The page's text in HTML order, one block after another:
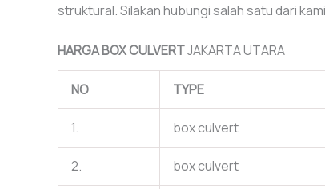
struktural. Silakan hubungi salah satu dari
HARGA BOX CULVERTJAKARTA UTARA
NO TYPE
1. box culvert
2. box culvert